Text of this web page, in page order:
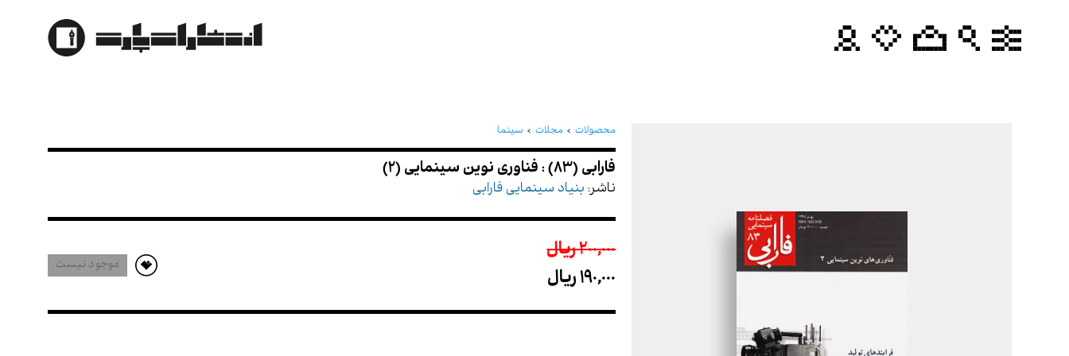
محصولات مجلات سینما
ناشر: بنیاد سینمایی فارابی
200,000 ريال
190,000 ريال
موجود نیست